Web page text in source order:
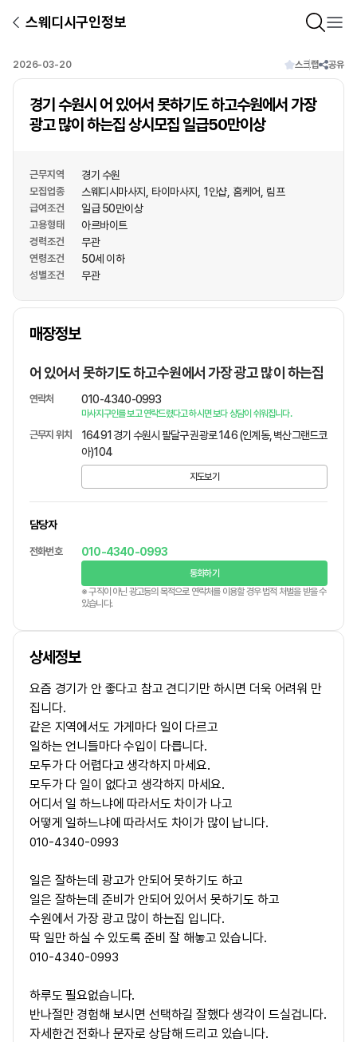
스웨디시구인정보
2026-03-20 스크랩 공유
경기 수원시 어 있어서 못하기도 하고수원에서 가장
광고 많이 하는집 상시모집 일급50만이상
근무지역 경기 수원
모집업종 스웨디시마사지 타이마사지 1인샵 홈케어 림프
급여조건 일급 50만이상
고용형태 아르바이트
경력조건 무관
연령조건 50세 이하
성별조건 무관
매장정보
상호명
어 있어서 못하기도 하고수원에서 가장 광고 많이 하는집
연락처 010-4340-0993
마사지구인를 보고 연락드렸다고 하시면 보다 상담이 쉬워집니다.
근무지 위치
16491 경기 수원시 팔달구 권광로 146 (인계동, 벽산그랜드코
아)104
지도보기
담당자
전화번호 010-4340-0993
통화하기
※ 구직이 아닌 광고등의 목적으로 연락처를 이용할 경우 법적 처벌을 받을 수
있습니다.
상세정보
요즘 경기가 안 좋다고 참고 견디기만 하시면 더욱 어려워 만
집니다.
같은 지역에서도 가게마다 일이 다르고
일하는 언니들마다 수입이 다릅니다.
모두가 다 어렵다고 생각하지 마세요.
모두가 다 일이 없다고 생각하지 마세요.
어디서 일 하느냐에 따라서도 차이가 나고
어떻게 일하느냐에 따라서도 차이가 많이 납니다.
010-4340-0993
일은 잘하는데 광고가 안되어 못하기도 하고
일은 잘하는데 준비가 안되어 있어서 못하기도 하고
수원에서 가장 광고 많이 하는집 입니다.
딱 일만 하실 수 있도록 준비 잘 해놓고 있습니다.
010-4340-0993
하루도 필요없습니다.
반나절만 경험해 보시면 선택하길 잘했다 생각이 드실겁니다.
자세한건 전화나 문자로 상담해 드리고 있습니다.